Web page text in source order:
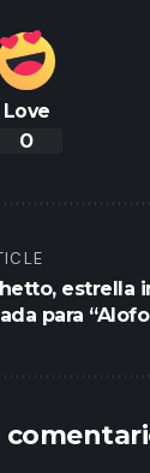
Love
0
estrella
para